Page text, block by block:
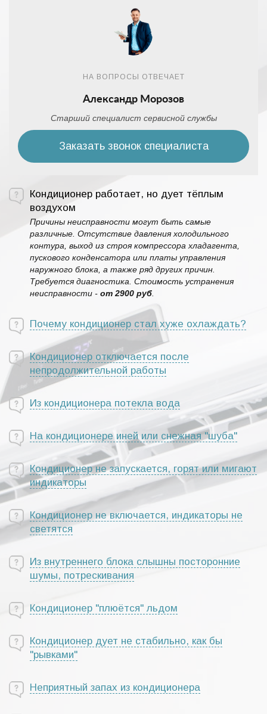
НА ВОПРОСЫ ОТВЕЧАЕТ
Александр Морозов
Старший специалист сервисной службы
Заказать звонок специалиста
Кондиционер работает, но дует тёплым
воздухом
Причины неисправности могут быть самые
различные. Отсутствие давления холодильного
контура, выход из строя компрессора хладагента,
пускового конденсатора или платы управления
наружного блока, а также ряд других причин.
Требуется диагностика. Стоимость устранения
неисправности - от 2900 руб
Почему кондиционер стал хуже охлаждать?
Кондиционер отключается после
непродолжительной работы
Из кондиционера потекла вода
На кондиционере иней или снежная "шуба"
Кондиционер не запускается, горят или мигают
индикаторы
Кондиционер не включается, индикаторы не
светятся
Из внутреннего блока слышны посторонние
шумы, потрескивания
Кондиционер "плюётся" льдом
Кондиционер дует не стабильно, как бы
"рывками"
Неприятный запах из кондиционера